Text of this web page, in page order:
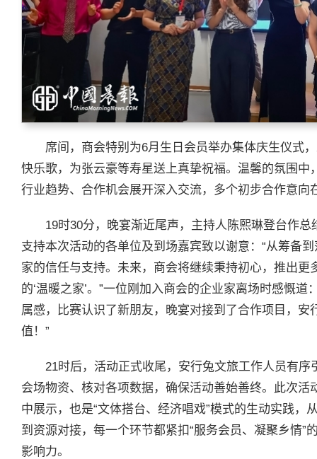
席间，商会特别为6月生日会员举办集体庆生仪式
快乐歌，为张云豪等寿星送上真挚祝福。温馨的氛围
行业趋势、合作机会展开深入交流，多个初步合作意向
19时30分，晚宴渐近尾声，主持人陈熙琳登台作
支持本次活动的各单位及到场嘉宾致以谢意：“从筹备
家的信任与支持。未来，商会将继续秉持初心，推出
的‘温暖之家’。”一位刚加入商会的企业家离场时感慨
属感，比赛认识了新朋友，晚宴对接到了合作项目，
值！”
21时后，活动正式收尾，安行兔文旅工作人员有
会场物资、核对各项数据，确保活动善始善终。此次
中展示，也是“文体搭台、经济唱戏”模式的生动实践，
到资源对接，每一个环节都紧扣“服务会员、凝聚乡情”
影响力。